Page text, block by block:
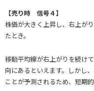
【売り時 信号４】
株価が大きく上昇し、右上が
たとき。
移動平均線が右上がりを続け
向にあるといえます。しかし
ことが予測されるため、短期